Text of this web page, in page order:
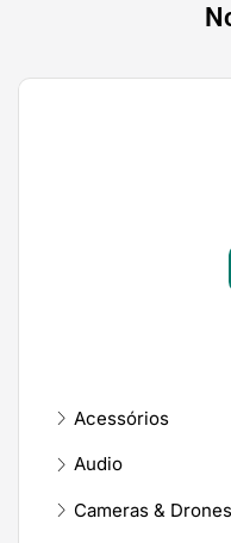
Acessórios
Audio
Cameras & Drones